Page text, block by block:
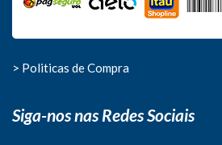
> Politicas de Compra
Siga-nos nas Redes Sociais